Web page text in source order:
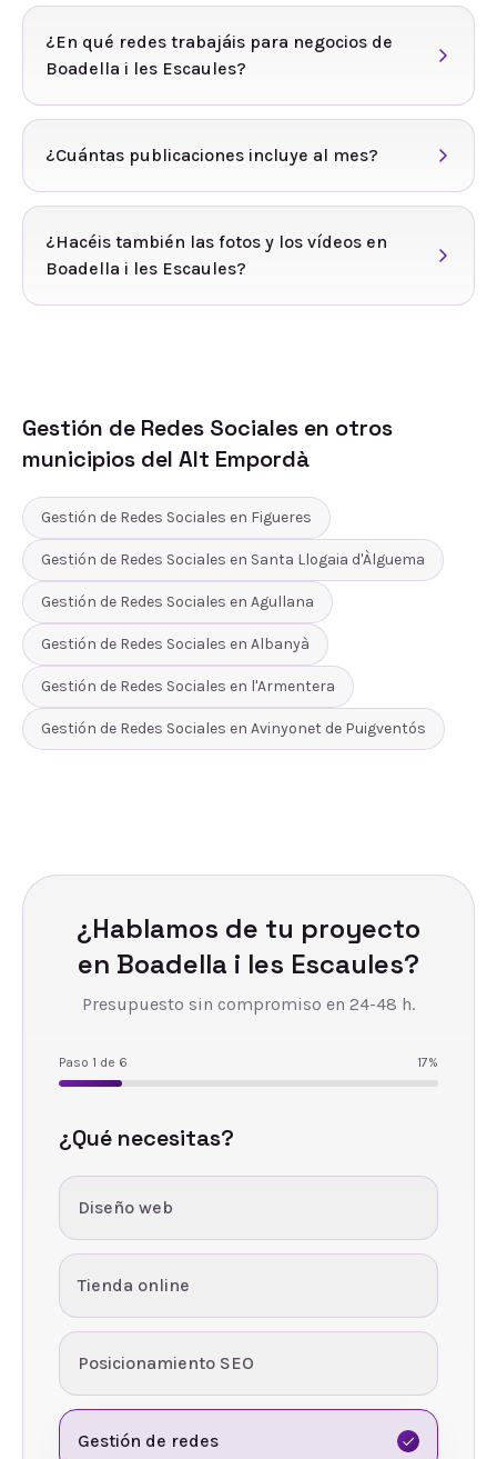
¿En qué redes trabajáis para negocios de
Boadella i les Escaules?
¿Cuántas publicaciones incluye al mes?
¿Hacéis también las fotos y los vídeos en
Boadella i les Escaules?
Gestión de Redes Sociales en otros
municipios del Alt Empordà
Gestión de Redes Sociales en Figueres
Gestión de Redes Sociales en Santa Llogaia d'Àlguema
Gestión de Redes Sociales en Agullana
Gestión de Redes Sociales en Albanyà
Gestión de Redes Sociales en l'Armentera
Gestión de Redes Sociales en Avinyonet de Puigventós
¿Hablamos de tu proyecto
en Boadella i les Escaules?
Presupuesto sin compromiso en 24-48 h.
Paso 1 de 6 17%
¿Qué necesitas?
Diseño web
Tienda online
Posicionamiento SEO
Gestión de redes